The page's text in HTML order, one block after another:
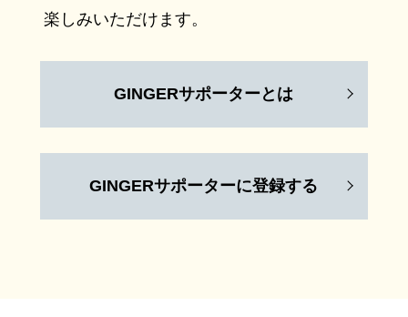
楽しみいただけます。
GINGERサポーターとは
GINGERサポーターに登録する